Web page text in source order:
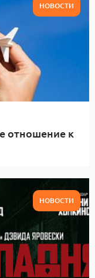
НОВОСТИ
отношение к
НОВОСТИ